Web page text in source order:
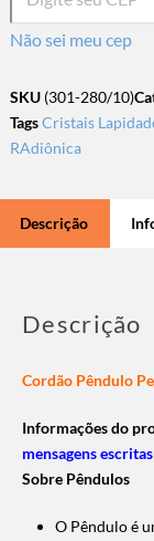
Não sei meu cep
SKU (301-280/10)
TagsCristais
RAdiônica
Descrição
Descrição
Cordão Pêndulo
Informações do
mensagens escritas
Sobre Pêndulos
O Pêndulo é